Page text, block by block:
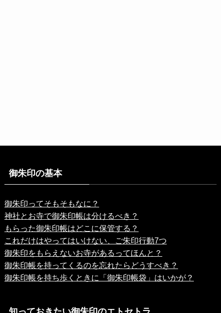
御朱印の基本
御朱印ってそもそもなに？
神社とお寺で御朱印帳は分けるべき？
もらった御朱印帳はどこに保管する？
これだけはやってはいけない、ご朱印行動7つ
御朱印をもらえないお寺があるってほんと？
御朱印帳を持ってくるのを忘れたらどうすべき？
御朱印帳を持ち歩くときに「御朱印帳袋」はいかが？